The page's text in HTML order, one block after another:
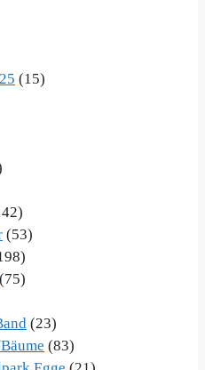
(15)
(53)
(75)
(23)
(83)